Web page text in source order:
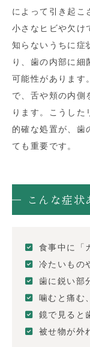
によって引き起こ
小さなヒビや欠け
知らないうちに症
り、歯の内部に細
可能性があります
で、舌や頬の内側
ります。こうした
的確な処置が、歯
ても重要です。
こんな症状
食事中に「
冷たいもの
歯に鋭い部
噛むと痛む
鏡で見ると
被せ物が外